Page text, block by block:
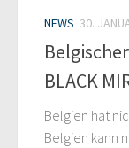
NEWS 30.
BLACK
Belgien hat
Belgien kann